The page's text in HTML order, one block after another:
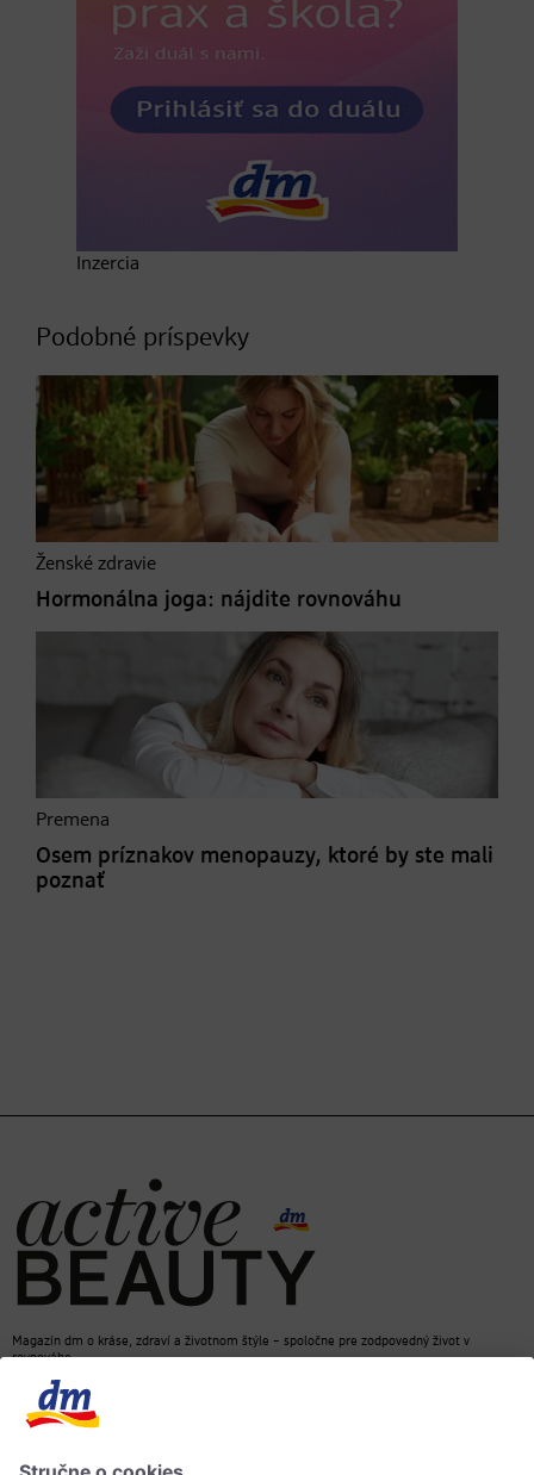
Inzercia
Podobné príspevky
Ženské zdravie
Hormonálna joga: nájdite rovnováhu
Premena
Osem príznakov menopauzy, ktoré by ste mali
poznať
Magazín dm o kráse, zdraví a životnom štýle – spoločne pre zodpovedný život v
rovnováhe